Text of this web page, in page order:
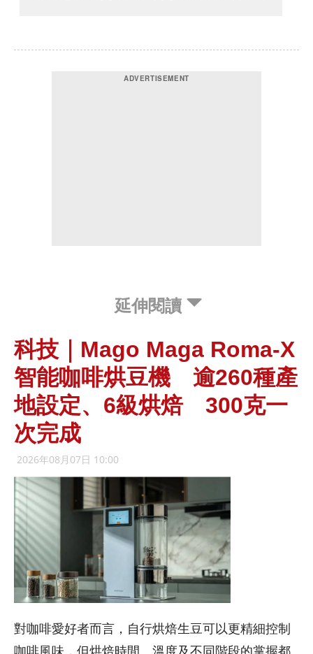
延伸閱讀
科技｜Mago Maga Roma-X
智能咖啡烘豆機 逾260種產
地設定、6級烘焙 300克一
次完成
2026年08月07日 10:00
對咖啡愛好者而言，自行烘焙生豆可以更精細控制